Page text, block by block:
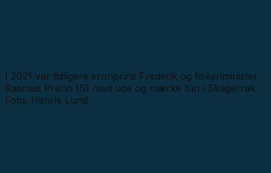
I 2021 var tidligere kronprins Frederik og fiskeriminister
Rasmus Prehn (S) med ude og mærke tun i Skagerrak.
Foto: Henrik Lund